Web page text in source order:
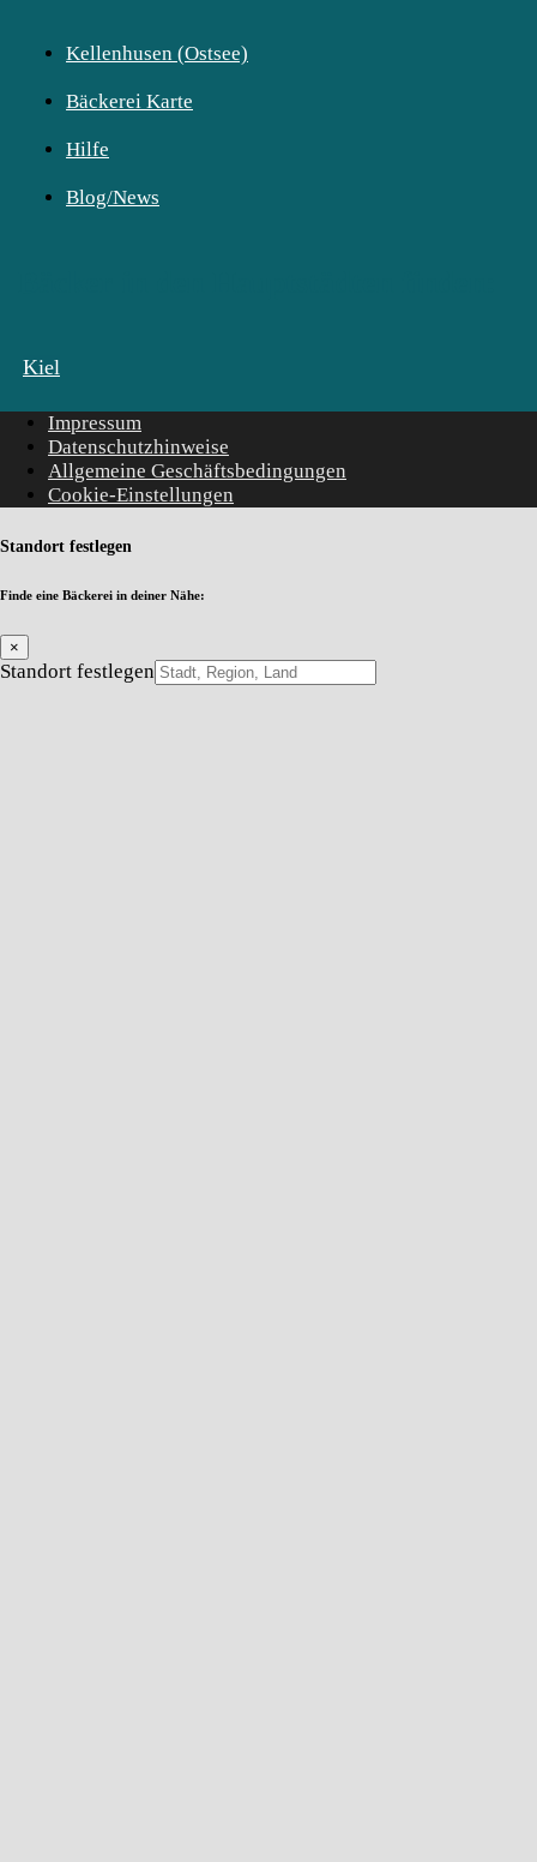
Kellenhusen (Ostsee)
Bäckerei Karte
Hilfe
Blog/News
Kiel
Impressum
Datenschutzhinweise
Allgemeine Geschäftsbedingungen
Cookie-Einstellungen
Standort festlegen
Finde eine Bäckerei in deiner Nähe:
×
Standort festlegen